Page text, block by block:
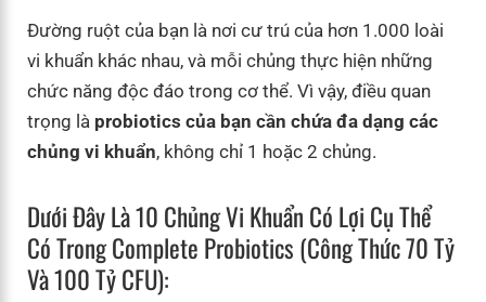
Đường ruột của bạn là nơi cư trú của hơn 1.000 loài
vi khuẩn khác nhau, và mỗi chủng thực hiện những
chức năng độc đáo trong cơ thể. Vì vậy, điều quan
trọng là probiotics của bạn cần chứa đa dạng các
chủng vi khuẩn, không chỉ 1 hoặc 2 chủng.
Dưới Đây Là 10 Chủng Vi Khuẩn Có Lợi Cụ Thể
Có Trong Complete Probiotics (công Thức 70 Tỷ
Và 100 Tỷ CFU):